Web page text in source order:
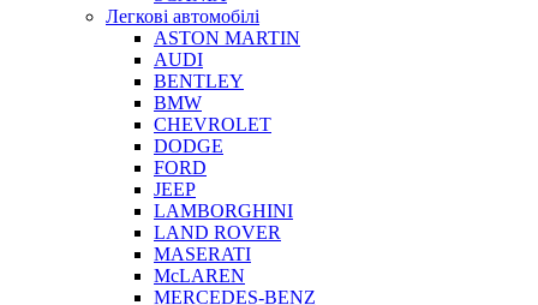
Легкові автомобілі
ASTON MARTIN
AUDI
BENTLEY
BMW
CHEVROLET
DODGE
FORD
JEEP
LAMBORGHINI
LAND ROVER
MASERATI
McLAREN
MERCEDES-BENZ